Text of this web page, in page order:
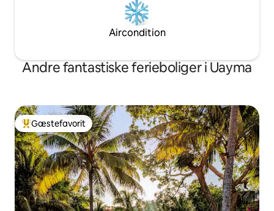
Aircondition
Andre fantastiske ferieboliger i Uayma
Bedste gæstefavorit
Gæstefavorit